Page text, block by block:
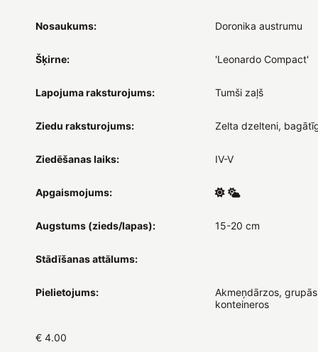
Nosaukums: Doronika austrumu
Šķirne: 'Leonardo Compact'
Lapojuma raksturojums: Tumši zaļš
Ziedu raksturojums: Zelta dzelteni,
Ziedēšanas laiks: IV-V
Apgaismojums:
Augstums (zieds/lapas): 15-20 cm
Stādīšanas attālums:
Pielietojums:
Akmeņdārzos,
konteineros
€ 4.00